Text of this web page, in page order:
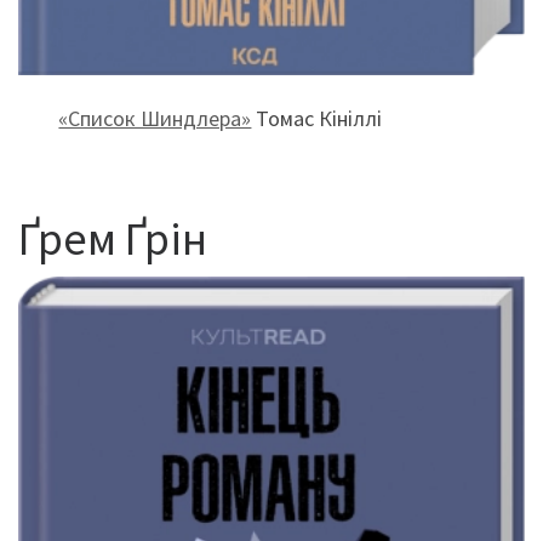
«Список Шиндлера» Томас Кініллі
Ґрем Ґрін